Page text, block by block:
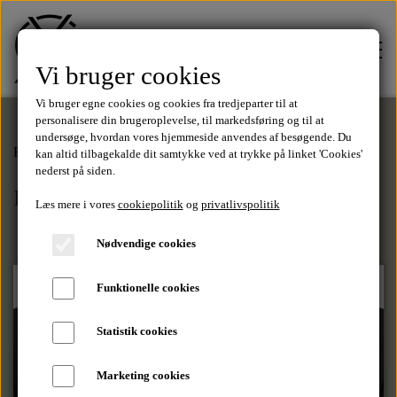
FORSIDE
TØJ
Tilbud
MÆRKER
Forside Tilbehør Butterflys
Butterflys
Vi bruger cookies
Vi bruger egne cookies og cookies fra tredjeparter til at
personalisere din brugeroplevelse, til markedsføring og til at
undersøge, hvordan vores hjemmeside anvendes af besøgende. Du
kan altid tilbagekalde dit samtykke ved at trykke på linket 'Cookies'
nederst på siden.
Læs mere i vores cookiepolitikog privatlivspolitik
Nødvendige cookies
Funktionelle cookies
Statistik cookies
Marketing cookies